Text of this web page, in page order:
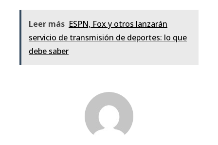
Leer más ESPN, Fox y otros lanzarán
servicio de transmisión de deportes: lo que
debe saber